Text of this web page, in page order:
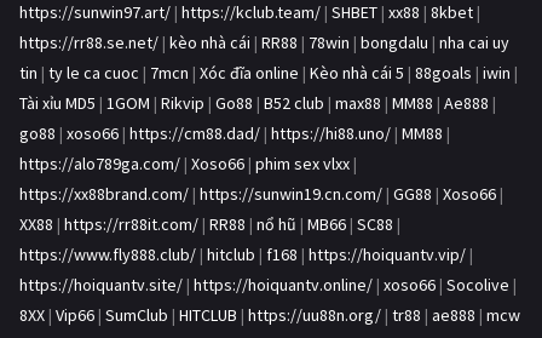
https://sunwin97.art/ | https://kclub.team/ | SHBET | xx88 | 8kbet |
https://rr88.se.net/ | kèo nhà cái | RR88 | 78win | bongdalu | nha cai uy
tin | ty le ca cuoc | 7mcn | Xóc đĩa online | Kèo nhà cái 5 | 88goals | iwin |
Tài xỉu MD5 | 1GOM | Rikvip | Go88 | B52 club | max88 | MM88 | Ae888 |
go88 | xoso66 | https://cm88.dad/ | https://hi88.uno/ | MM88 |
https://alo789ga.com/ | Xoso66 | phim sex vlxx |
https://xx88brand.com/ | https://sunwin19.cn.com/ | GG88 | Xoso66 |
XX88 | https://rr88it.com/ | RR88 | nổ hũ | MB66 | SC88 |
https://www.fly888.club/ | hitclub | f168 | https://hoiquantv.vip/ |
https://hoiquantv.site/ | https://hoiquantv.online/ | xoso66 | Socolive |
8XX | Vip66 | SumClub | HITCLUB | https://uu88n.org/ | tr88 | ae888 | mcw